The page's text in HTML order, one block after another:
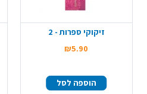
זיקוקי ספרות - 2
₪5.90
הוספה לסל